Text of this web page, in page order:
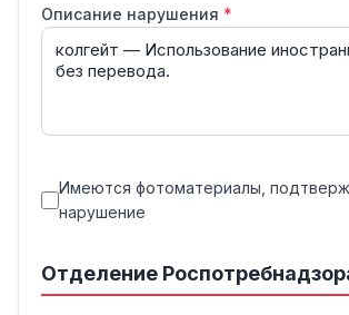
Описание нарушения *
Имеются фотоматериалы,
нарушение
Отделение